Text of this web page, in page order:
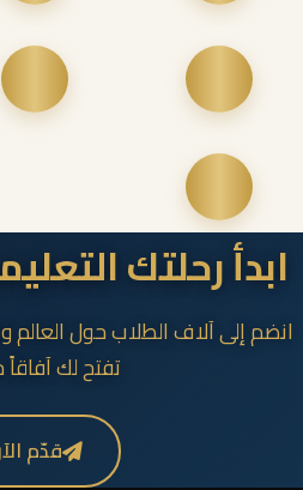
ابدأ رحلتك
انضم إلى آلاف الطلاب حول
تفتح لك
قدّم